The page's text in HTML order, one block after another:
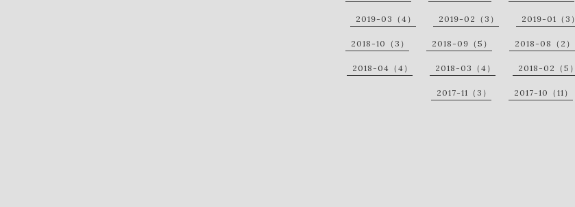
2019-03（4） 2019-02（3） 2019-01（3）
2018-10（3） 2018-09（5） 2018-08（2）
2018-04（4） 2018-03（4） 2018-02（5）
2017-11（3） 2017-10（11）